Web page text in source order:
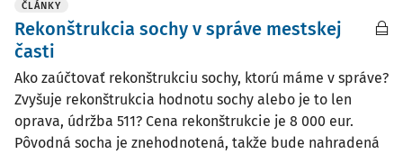
ČLÁNKY
Rekonštrukcia sochy v správe mestskej
časti
Ako zaúčtovať rekonštrukciu sochy, ktorú máme v správe?
Zvyšuje rekonštrukcia hodnotu sochy alebo je to len
oprava, údržba 511? Cena rekonštrukcie je 8 000 eur.
Pôvodná socha je znehodnotená, takže bude nahradená